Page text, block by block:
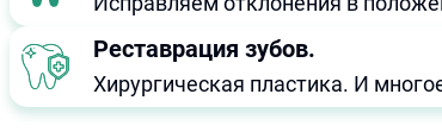
Реставрация зубов.
Хирургическая пластика. И